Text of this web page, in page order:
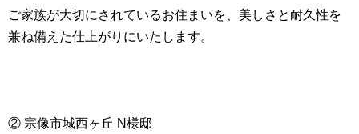
ご家族が大切にされているお住まいを、美しさと耐久性を
兼ね備えた仕上がりにいたします。
② 宗像市城西ヶ丘 N様邸